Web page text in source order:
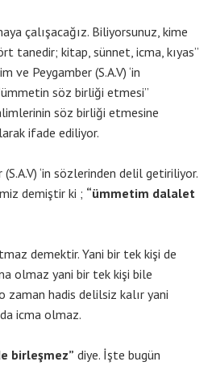
çalışacağız. Biliyorsunuz, kime
tanedir; kitap, sünnet, icma, kıyas”
ve Peygamber (S.A.V) ‘in
söz birliği etmesi”
söz birliği etmesine
ifade ediliyor.
‘in sözlerinden delil getiriliyor.
demiştir ki ; “ümmetim dalalet
demektir. Yani bir tek kişi de
olmaz yani bir tek kişi bile
zaman hadis delilsiz kalır yani
icma olmaz.
birleşmez” diye. İşte bugün